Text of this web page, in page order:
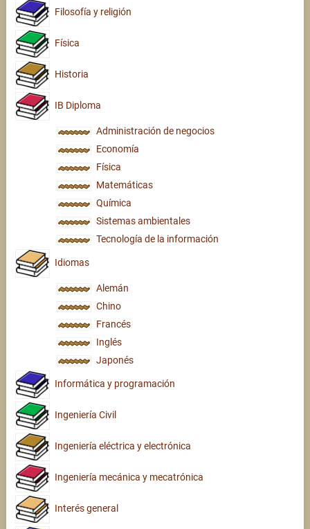
Filosofía y religión
Física
Historia
IB Diploma
Administración de negocios
Economía
Física
Matemáticas
Química
Sistemas ambientales
Tecnología de la información
Idiomas
Alemán
Chino
Francés
Inglés
Japonés
Informática y programación
Ingeniería Civil
Ingeniería eléctrica y electrónica
Ingeniería mecánica y mecatrónica
Interés general